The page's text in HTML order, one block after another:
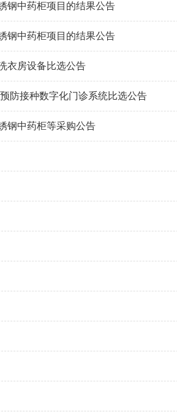
钢中药柜项目的结果公告
钢中药柜项目的结果公告
衣房设备比选公告
防接种数字化门诊系统比选公告
钢中药柜等采购公告